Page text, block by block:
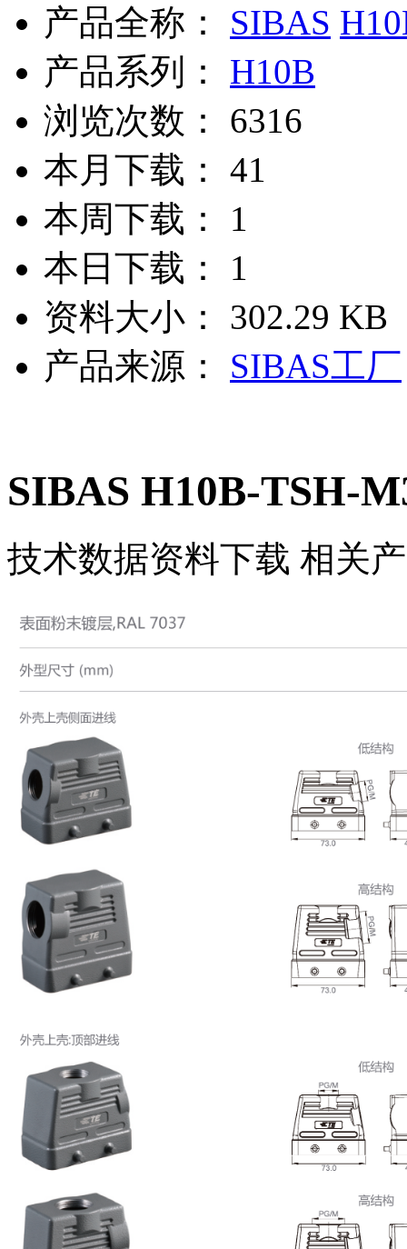
产品全称： SIBAS
产品系列：
H10B
浏览次数：
6316
本月下载：
41
本周下载：
1
本日下载：
1
资料大小：
302.29 KB
产品来源：
SIBAS工厂
SIBAS H10B-TSH-
技术数据资料下载 相关